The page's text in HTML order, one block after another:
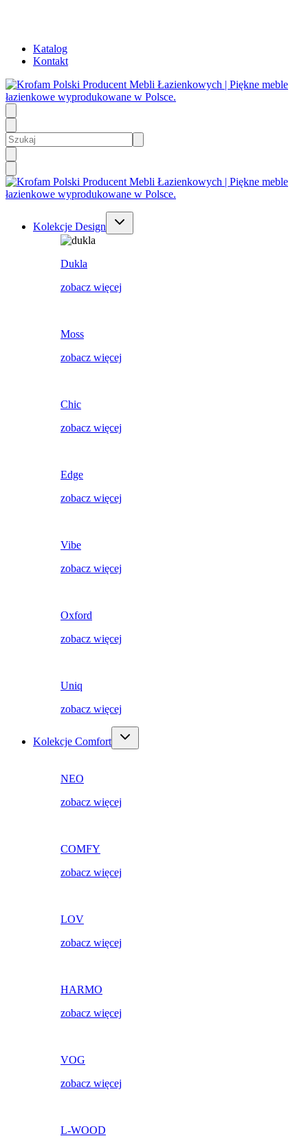
Katalog
Kontakt
Kolekcje Design
Dukla
zobacz więcej
Moss
zobacz więcej
Chic
zobacz więcej
Edge
zobacz więcej
Vibe
zobacz więcej
Oxford
zobacz więcej
Uniq
zobacz więcej
Kolekcje Comfort
NEO
zobacz więcej
COMFY
zobacz więcej
LOV
zobacz więcej
HARMO
zobacz więcej
VOG
zobacz więcej
L-WOOD